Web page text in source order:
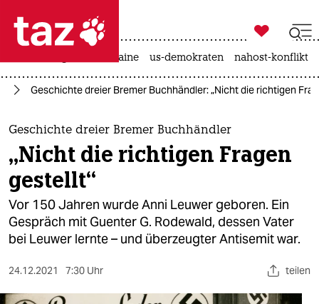
 taz zahl ich
taz zahl ich
themen
politik
öko
gesellschaft
sport

taz zahl ich
krieg in der ukraine us-demokraten nahost-konflikt
Geschichte dreier Bremer Buchhändler: „Nicht die richtigen
Geschichte dreier Bremer Buchhändler
„Nicht die richtigen Fragen
gestellt“
Vor 150 Jahren wurde Anni Leuwer geboren. Ein
Gespräch mit Guenter G. Rodewald, dessen Vater
bei Leuwer lernte – und überzeugter Antisemit war.
24.12.2021 7:30 Uhr teilen